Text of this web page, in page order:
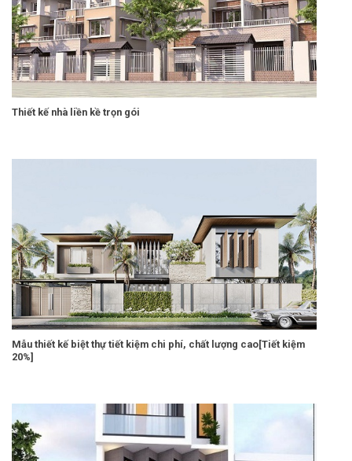
Thiết kế nhà liền kề trọn gói
Mẫu thiết kế biệt thự tiết kiệm chi phí, chất lượng cao[Tiết kiệm
20%]